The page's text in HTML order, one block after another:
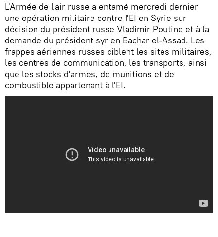
L'Armée de l'air russe a entamé mercredi dernier
une opération militaire contre l'EI en Syrie sur
décision du président russe Vladimir Poutine et à la
demande du président syrien Bachar el-Assad. Les
frappes aériennes russes ciblent les sites militaires,
les centres de communication, les transports, ainsi
que les stocks d'armes, de munitions et de
combustible appartenant à l'EI.